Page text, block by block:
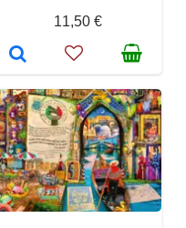
11,50 €